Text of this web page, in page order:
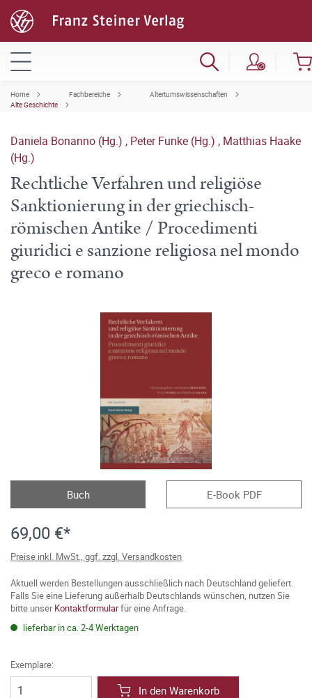
Home Fachbereiche
Altertumswissenschaften
Alte Geschichte
Daniela Bonanno (Hg.) , Peter Funke (Hg.) , Matthias Haake
(Hg.)
Rechtliche Verfahren und religiöse
Sanktionierung in der griechisch-
römischen Antike / Procedimenti
giuridici e sanzione religiosa nel mondo
greco e romano
Buch E-Book PDF
69,00 €*
Preise inkl. MwSt., ggf. zzgl. Versandkosten
Aktuell werden Bestellungen ausschließlich nach Deutschland geliefert.
Falls Sie eine Lieferung außerhalb Deutschlands wünschen, nutzen Sie
bitte unserKontaktformularfür eine Anfrage.
lieferbar in ca. 2-4 Werktagen
Exemplare:
In den Warenkorb